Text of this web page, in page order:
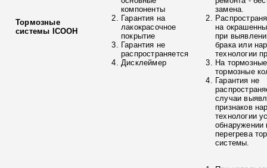
Тормозные
системы ICOOH
компоненты
Гарантия на
лакокрасочное
покрытие
Гарантия не
распространяется
Дисклеймер
замена.
на
при
брака или
технологии
На
тормозные
Гарантия не
случаи
признаков
технологии
обнаружении
перегрева
системы.